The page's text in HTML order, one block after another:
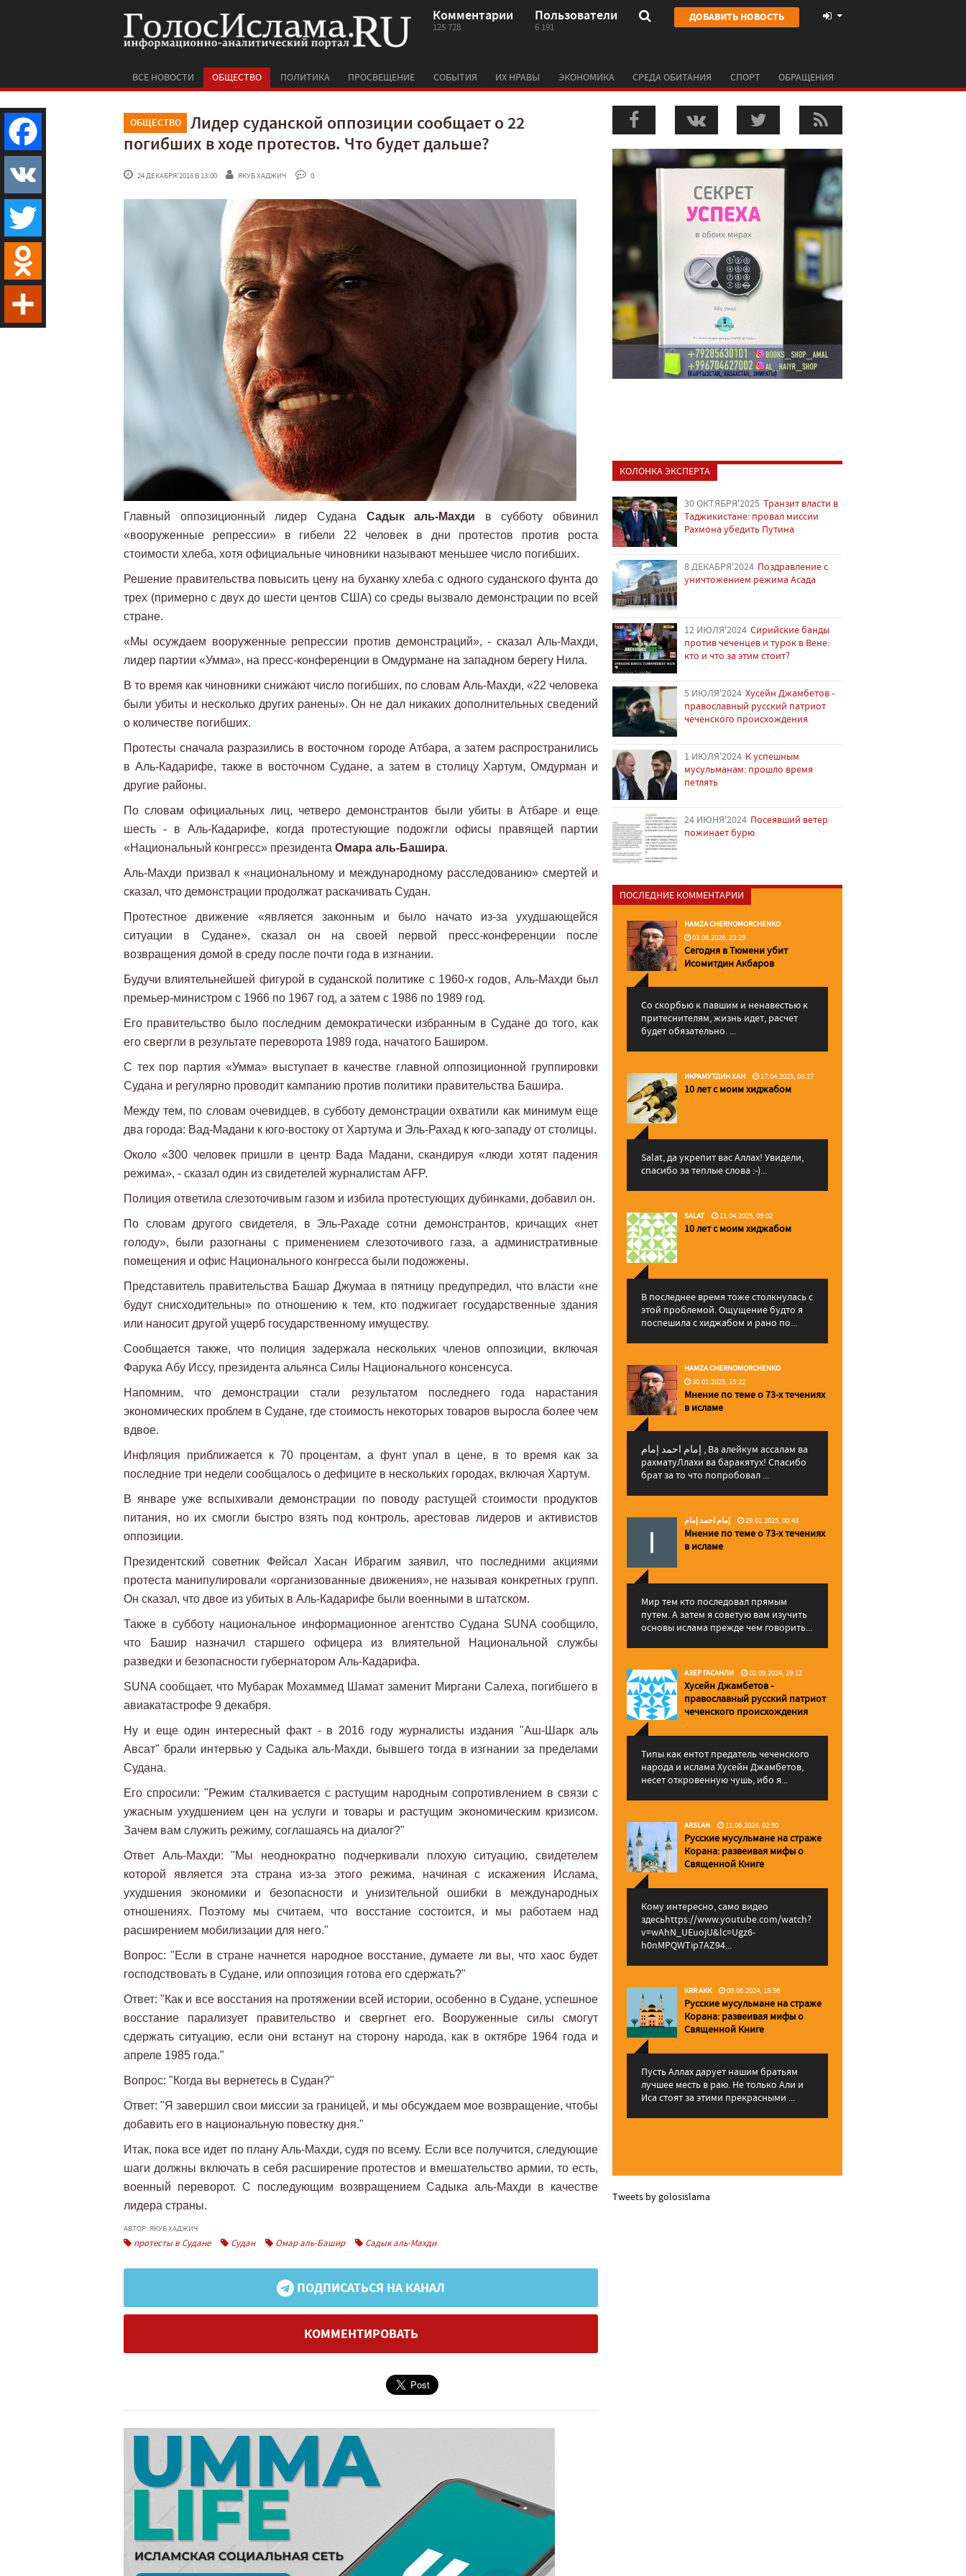
Комментарии
125 728
Пользователи
6 191
ДОБАВИТЬ НОВОСТЬ
ВСЕ НОВОСТИ ОБЩЕСТВО ПОЛИТИКА ПРОСВЕЩЕНИЕ СОБЫТИЯ ИХ НРАВЫ ЭКОНОМИКА СРЕДА ОБИТАНИЯ СПОРТ ОБРАЩЕНИЯ
ОБЩЕСТВО
Лидер суданской оппозиции сообщает о 22
погибших в ходе протестов. Что будет дальше?
24 ДЕКАБРЯ'2018 В 13:00 ЯКУБ ХАДЖИЧ 0
Главный оппозиционный лидер Судана Садык аль-Махди в субботу обвинил
«вооруженные репрессии» в гибели 22 человек в дни протестов против роста
стоимости хлеба, хотя официальные чиновники называют меньшее число погибших.
Решение правительства повысить цену на буханку хлеба с одного суданского фунта до
трех (примерно с двух до шести центов США) со среды вызвало демонстрации по всей
стране.
«Мы осуждаем вооруженные репрессии против демонстраций», - сказал Аль-Махди,
лидер партии «Умма», на пресс-конференции в Омдурмане на западном берегу Нила.
В то время как чиновники снижают число погибших, по словам Аль-Махди, «22 человека
были убиты и несколько других ранены». Он не дал никаких дополнительных сведений
о количестве погибших.
Протесты сначала разразились в восточном городе Атбара, а затем распространились
в Аль-Кадарифе, также в восточном Судане, а затем в столицу Хартум, Омдурман и
другие районы.
По словам официальных лиц, четверо демонстрантов были убиты в Атбаре и еще
шесть - в Аль-Кадарифе, когда протестующие подожгли офисы правящей партии
«Национальный конгресс» президента Омара аль-Башира.
Аль-Махди призвал к «национальному и международному расследованию» смертей и
сказал, что демонстрации продолжат раскачивать Судан.
Протестное движение «является законным и было начато из-за ухудшающейся
ситуации в Судане», сказал он на своей первой пресс-конференции после
возвращения домой в среду после почти года в изгнании.
Будучи влиятельнейшей фигурой в суданской политике с 1960-х годов, Аль-Махди был
премьер-министром с 1966 по 1967 год, а затем с 1986 по 1989 год.
Его правительство было последним демократически избранным в Судане до того, как
его свергли в результате переворота 1989 года, начатого Баширом.
С тех пор партия «Умма» выступает в качестве главной оппозиционной группировки
Судана и регулярно проводит кампанию против политики правительства Башира.
Между тем, по словам очевидцев, в субботу демонстрации охватили как минимум еще
два города: Вад-Мадани к юго-востоку от Хартума и Эль-Рахад к юго-западу от столицы.
Около «300 человек пришли в центр Вада Мадани, скандируя «люди хотят падения
режима», - сказал один из свидетелей журналистам AFP.
Полиция ответила слезоточивым газом и избила протестующих дубинками, добавил он.
По словам другого свидетеля, в Эль-Рахаде сотни демонстрантов, кричащих «нет
голоду», были разогнаны с применением слезоточивого газа, а административные
помещения и офис Национального конгресса были подожжены.
Представитель правительства Башар Джумаа в пятницу предупредил, что власти «не
будут снисходительны» по отношению к тем, кто поджигает государственные здания
или наносит другой ущерб государственному имуществу.
Сообщается также, что полиция задержала нескольких членов оппозиции, включая
Фарука Абу Иссу, президента альянса Силы Национального консенсуса.
Напомним, что демонстрации стали результатом последнего года нарастания
экономических проблем в Судане, где стоимость некоторых товаров выросла более чем
вдвое.
Инфляция приближается к 70 процентам, а фунт упал в цене, в то время как за
последние три недели сообщалось о дефиците в нескольких городах, включая Хартум.
В январе уже вспыхивали демонстрации по поводу растущей стоимости продуктов
питания, но их смогли быстро взять под контроль, арестовав лидеров и активистов
оппозиции.
Президентский советник Фейсал Хасан Ибрагим заявил, что последними акциями
протеста манипулировали «организованные движения», не называя конкретных групп.
Он сказал, что двое из убитых в Аль-Кадарифе были военными в штатском.
Также в субботу национальное информационное агентство Судана SUNA сообщило,
что Башир назначил старшего офицера из влиятельной Национальной службы
разведки и безопасности губернатором Аль-Кадарифа.
SUNA сообщает, что Мубарак Мохаммед Шамат заменит Миргани Салеха, погибшего в
авиакатастрофе 9 декабря.
Ну и еще один интересный факт - в 2016 году журналисты издания "Аш-Шарк аль
Авсат" брали интервью у Садыка аль-Махди, бывшего тогда в изгнании за пределами
Судана.
Его спросили: "Режим сталкивается с растущим народным сопротивлением в связи с
ужасным ухудшением цен на услуги и товары и растущим экономическим кризисом.
Зачем вам служить режиму, соглашаясь на диалог?"
Ответ Аль-Махди: "Мы неоднократно подчеркивали плохую ситуацию, свидетелем
которой является эта страна из-за этого режима, начиная с искажения Ислама,
ухудшения экономики и безопасности и унизительной ошибки в международных
отношениях. Поэтому мы считаем, что восстание состоится, и мы работаем над
расширением мобилизации для него."
Вопрос: "Если в стране начнется народное восстание, думаете ли вы, что хаос будет
господствовать в Судане, или оппозиция готова его сдержать?"
Ответ: "Как и все восстания на протяжении всей истории, особенно в Судане, успешное
восстание парализует правительство и свергнет его. Вооруженные силы смогут
сдержать ситуацию, если они встанут на сторону народа, как в октябре 1964 года и
апреле 1985 года."
Вопрос: "Когда вы вернетесь в Судан?"
Ответ: "Я завершил свои миссии за границей, и мы обсуждаем мое возвращение, чтобы
добавить его в национальную повестку дня."
Итак, пока все идет по плану Аль-Махди, судя по всему. Если все получится, следующие
шаги должны включать в себя расширение протестов и вмешательство армии, то есть,
военный переворот. С последующим возвращением Садыка аль-Махди в качестве
лидера страны.
АВТОР: ЯКУБ ХАДЖИЧ
протесты в Судане Судан Омар аль-Башир Садык аль-Махди
ПОДПИСАТЬСЯ НА КАНАЛ
КОММЕНТИРОВАТЬ
КОЛОНКА ЭКСПЕРТА
30 ОКТЯБРЯ'2025 Транзит власти в
Таджикистане: провал миссии
Рахмона убедить Путина
8 ДЕКАБРЯ'2024 Поздравление с
уничтожением режима Асада
12 ИЮЛЯ'2024 Сирийские банды
против чеченцев и турок в Вене:
кто и что за этим стоит?
5 ИЮЛЯ'2024 Хусейн Джамбетов -
православный русский патриот
чеченского происхождения
1 ИЮЛЯ'2024 К успешным
мусульманам: прошло время
петлять
24 ИЮНЯ'2024 Посеявший ветер
пожинает бурю
ПОСЛЕДНИЕ КОММЕНТАРИИ
HAMZA CHERNOMORCHENKO
03.06.2026, 23:29
Сегодня в Тюмени убит
Исомитдин Акбаров
Со скорбью к павшим и ненавестью к
притеснителям, жизнь идет, расчет
будет обязательно. ...
ИКРАМУТДИН ХАН 17.04.2025, 00:27
10 лет с моим хиджабом
Salat, да укрепит вас Аллаx! Увидели,
спасибо за теплые слова :-)...
SALAT 11.04.2025, 09:02
10 лет с моим хиджабом
В последнее время тоже столкнулась с
этой проблемой. Ощущение будто я
поспешила с хиджабом и рано по...
HAMZA CHERNOMORCHENKO
30.01.2025, 15:22
Мнение по теме о 73-х течениях
в исламе
إمام احمد إمام , Ва алейкум ассалам ва
рахматуЛлахи ва баракятух! Спасибо
брат за то что попробовал ...
إمام احمد إمام 29.01.2025, 00:43
Мнение по теме о 73-х течениях
в исламе
Мир тем кто последовал прямым
путем. А затем я советую вам изучить
основы ислама прежде чем говорить...
АЗЕР ГАСАНЛИ 02.09.2024, 19:12
Хусейн Джамбетов -
православный русский патриот
чеченского происхождения
Типы как ентот предатель чеченского
народа и ислама Хусейн Джамбетов,
несет откровенную чушь, ибо я...
ARSLAN 11.06.2024, 02:50
Русские мусульмане на страже
Корана: pазвеивая мифы о
Священной Книге
Кому интересно, само видео
здесьhttps://www.youtube.com/watch?
v=wAhN_UEuojU&lc=Ugz6-
h0nMPQWTip7AZ94...
KRR AKK 09.06.2024, 18:56
Русские мусульмане на страже
Корана: pазвеивая мифы о
Священной Книге
Пусть Аллах дарует нашим братьям
лучшее месть в раю. Не только Али и
Иса стоят за этими прекрасными ...
Tweets by golosislama
Facebook
VK
Twitter
Odnoklassniki